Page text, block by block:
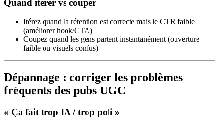
Quand itérer vs couper
Itérez quand la rétention est correcte mais le CTR faible
(améliorer hook/CTA)
Coupez quand les gens partent instantanément (ouverture
faible ou visuels confus)
Dépannage : corriger les problèmes
fréquents des pubs UGC
« Ça fait trop IA / trop poli »